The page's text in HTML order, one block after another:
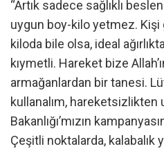
“Artık sadece sağlıklı
uygun boy-kilo yetmez.
kiloda bile olsa, ideal
kıymetli. Hareket bize
armağanlardan bir tanesi.
kullanalım, hareketsizlikten
Bakanlığı’mızın
Çeşitli noktalarda, kalabalık